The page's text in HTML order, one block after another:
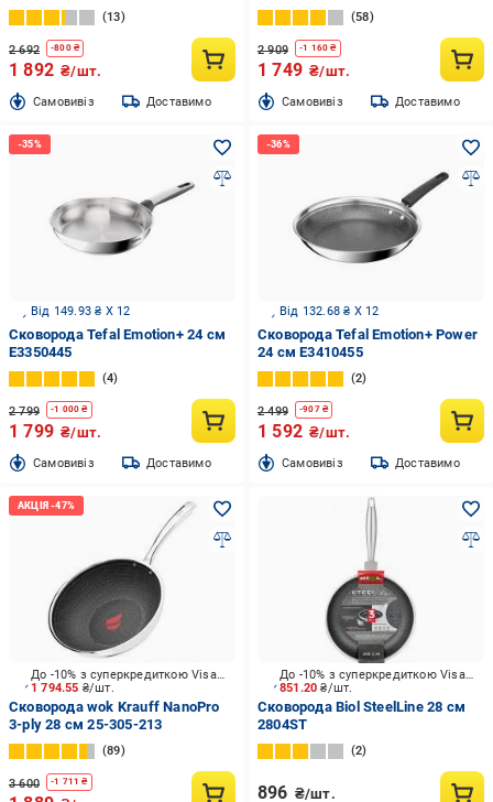
13
2 692 -800₴
1 892 ₴/шт.
Cамовивіз Доставимо
58
2 909 -1 160 ₴
1 749 ₴/шт.
Cамовивіз Доставимо
Від 149.93 ₴ X 12
Сковорода Tefal Emotion+ 24 см
E3350445
4
2 799 -1 000 ₴
1 799 ₴/шт.
Cамовивіз Доставимо
Від 132.68 ₴ X 12
Сковорода Tefal Emotion+ Power
24 см E3410455
2
2 499 -907₴
1 592 ₴/шт.
Cамовивіз Доставимо
1 794.55 ₴/шт.
До -10% з суперкредиткою Visa Вигода
Сковорода wok Krauff NanoPro
3-ply 28 см 25-305-213
89
3 600 -1 711 ₴
851.20₴/шт.
До -10% з суперкредиткою Visa Вигода
Сковорода Biol SteelLine 28 см
2804ST
2
896 ₴/шт.